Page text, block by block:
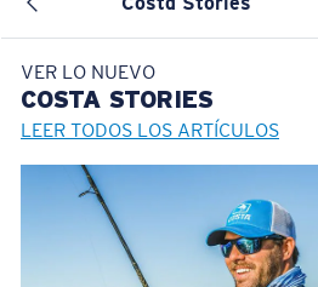
VER LO NUEVO
COSTA STORIES
LEER TODOS LOS ARTÍCULOS